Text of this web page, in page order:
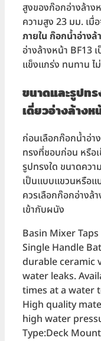
สูงของก๊อกอ่างล้าง
ความสูง 23 มม. เมื่
ภายใน ก๊อกน้ำอ่างล้
อ่างล้างหน้า BF13
แข็งแกร่ง ทนทาน ไ
ขนาดและรูปท
เดี่ยวอ่างล้าง
ก่อนเลือกก๊อกน้ำอ่า
ทรงที่ชอบก่อน หรือ
รูปทรงใด ขนาดคว
เป็นแบบแขวนหรือแ
ควรเลือกก๊อกอ่าง
เข้ากับผนัง
Basin Mixer
Single Handle
durable ceramic
water leaks.
times at a water
High quality
high water
Type:Deck